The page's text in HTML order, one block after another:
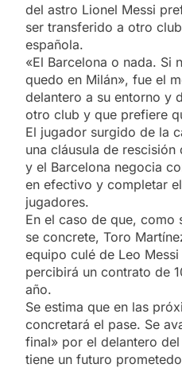
del astro Lionel Messi
ser transferido a otro
española.
«El Barcelona o nada. Si
quedo en Milán», fue el
delantero a su entorno y
otro club y que prefiere
El jugador surgido de la
una cláusula de rescisión
y el Barcelona negocia
en efectivo y completar
jugadores.
En el caso de que, como
se concrete, Toro
equipo culé de Leo
percibirá un contrato de
año.
Se estima que en las
concretará el pase. Se
final» por el delantero
tiene un futuro